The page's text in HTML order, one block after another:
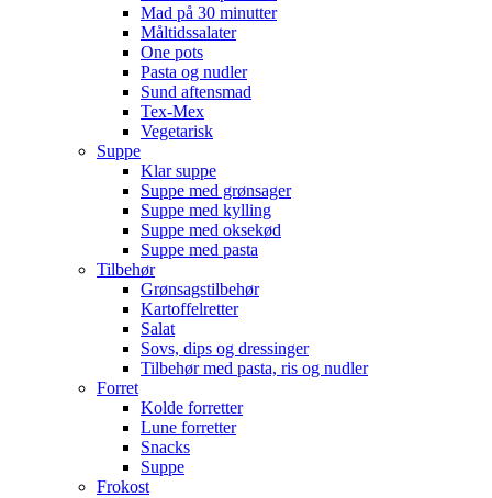
Mad på 30 minutter
Måltidssalater
One pots
Pasta og nudler
Sund aftensmad
Tex-Mex
Vegetarisk
Suppe
Klar suppe
Suppe med grønsager
Suppe med kylling
Suppe med oksekød
Suppe med pasta
Tilbehør
Grønsagstilbehør
Kartoffelretter
Salat
Sovs, dips og dressinger
Tilbehør med pasta, ris og nudler
Forret
Kolde forretter
Lune forretter
Snacks
Suppe
Frokost